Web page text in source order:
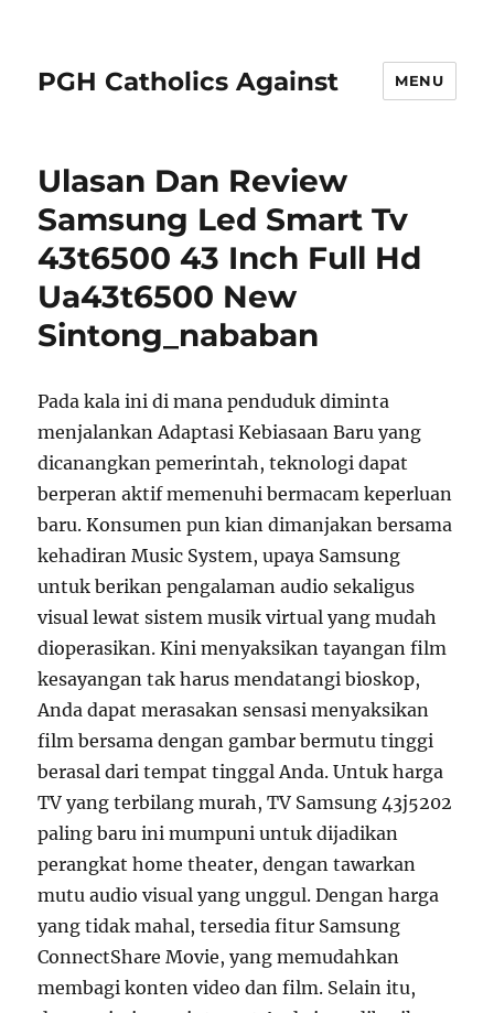
PGH Catholics Against MENU
Ulasan Dan Review
Samsung Led Smart Tv
43t6500 43 Inch Full Hd
Ua43t6500 New
Sintong_nababan
Pada kala ini di mana penduduk diminta
menjalankan Adaptasi Kebiasaan Baru yang
dicanangkan pemerintah, teknologi dapat
berperan aktif memenuhi bermacam keperluan
baru. Konsumen pun kian dimanjakan bersama
kehadiran Music System, upaya Samsung
untuk berikan pengalaman audio sekaligus
visual lewat sistem musik virtual yang mudah
dioperasikan. Kini menyaksikan tayangan film
kesayangan tak harus mendatangi bioskop,
Anda dapat merasakan sensasi menyaksikan
film bersama dengan gambar bermutu tinggi
berasal dari tempat tinggal Anda. Untuk harga
TV yang terbilang murah, TV Samsung 43j5202
paling baru ini mumpuni untuk dijadikan
perangkat home theater, dengan tawarkan
mutu audio visual yang unggul. Dengan harga
yang tidak mahal, tersedia fitur Samsung
ConnectShare Movie, yang memudahkan
membagi konten video dan film. Selain itu,